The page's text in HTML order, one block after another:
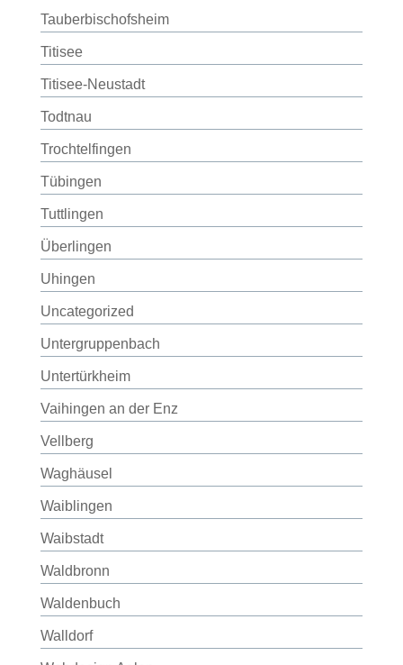
Tauberbischofsheim
Titisee
Titisee-Neustadt
Todtnau
Trochtelfingen
Tübingen
Tuttlingen
Überlingen
Uhingen
Uncategorized
Untergruppenbach
Untertürkheim
Vaihingen an der Enz
Vellberg
Waghäusel
Waiblingen
Waibstadt
Waldbronn
Waldenbuch
Walldorf